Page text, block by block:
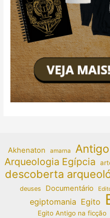
Akhenaton amarna
Arqueologia Egípcia
descoberta
deuses Documentário
egiptomania Egito
Egito Antigo na ficção